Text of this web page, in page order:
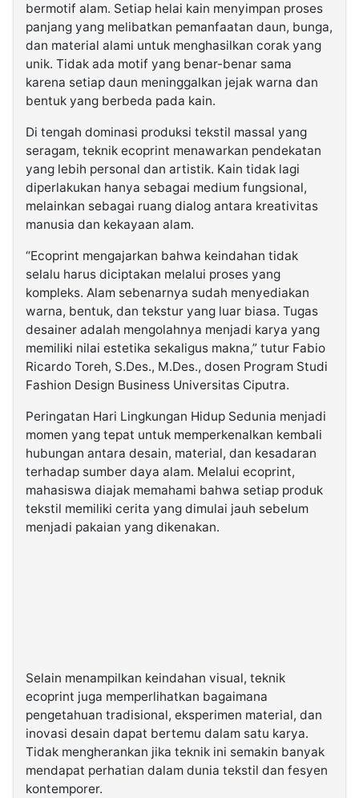
bermotif alam. Setiap helai kain menyimpan proses
panjang yang melibatkan pemanfaatan daun, bunga,
dan material alami untuk menghasilkan corak yang
unik. Tidak ada motif yang benar-benar sama
karena setiap daun meninggalkan jejak warna dan
bentuk yang berbeda pada kain.
Di tengah dominasi produksi tekstil massal yang
seragam, teknik ecoprint menawarkan pendekatan
yang lebih personal dan artistik. Kain tidak lagi
diperlakukan hanya sebagai medium fungsional,
melainkan sebagai ruang dialog antara kreativitas
manusia dan kekayaan alam.
“Ecoprint mengajarkan bahwa keindahan tidak
selalu harus diciptakan melalui proses yang
kompleks. Alam sebenarnya sudah menyediakan
warna, bentuk, dan tekstur yang luar biasa. Tugas
desainer adalah mengolahnya menjadi karya yang
memiliki nilai estetika sekaligus makna,” tutur Fabio
Ricardo Toreh, S.Des., M.Des., dosen Program Studi
Fashion Design Business Universitas Ciputra.
Peringatan Hari Lingkungan Hidup Sedunia menjadi
momen yang tepat untuk memperkenalkan kembali
hubungan antara desain, material, dan kesadaran
terhadap sumber daya alam. Melalui ecoprint,
mahasiswa diajak memahami bahwa setiap produk
tekstil memiliki cerita yang dimulai jauh sebelum
menjadi pakaian yang dikenakan.
Selain menampilkan keindahan visual, teknik
ecoprint juga memperlihatkan bagaimana
pengetahuan tradisional, eksperimen material, dan
inovasi desain dapat bertemu dalam satu karya.
Tidak mengherankan jika teknik ini semakin banyak
mendapat perhatian dalam dunia tekstil dan fesyen
kontemporer.